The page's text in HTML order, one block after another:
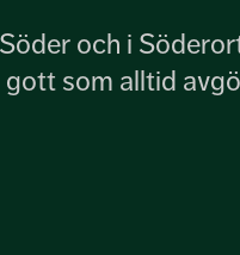
och i
gott som alltid